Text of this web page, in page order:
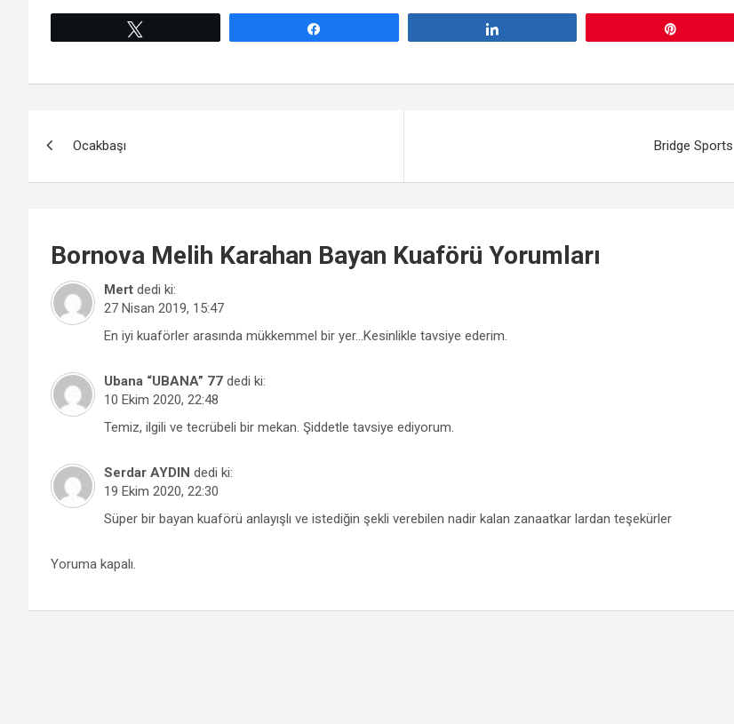
gezinmesi
Ocakbaşı Bridge Sports
Bornova Melih Karahan Bayan Kuaförü Yorumları
Mert dedi ki:
27 Nisan 2019, 15:47
En iyi kuaförler arasında mükkemmel bir yer…Kesinlikle tavsiye ederim.
Ubana “UBANA” 77 dedi ki:
10 Ekim 2020, 22:48
Temiz, ilgili ve tecrübeli bir mekan. Şiddetle tavsiye ediyorum.
Serdar AYDIN dedi ki:
19 Ekim 2020, 22:30
Süper bir bayan kuaförü anlayışlı ve istediğin şekli verebilen nadir kalan zanaatkar lardan teşekürler
Yoruma kapalı.